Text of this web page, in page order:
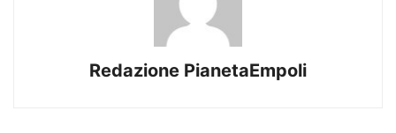
Redazione PianetaEmpoli